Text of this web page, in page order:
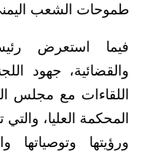
طموحات الشعب
فيما استعرض رئيس
والقضائية، جهود
اللقاءات مع مجلس
المحكمة العليا،
ورؤيتها